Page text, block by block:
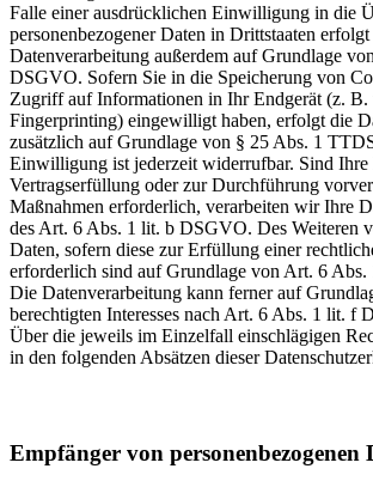
Falle einer ausdrücklichen Einwilligung in die
personenbezogener Daten in Drittstaaten
Datenverarbeitung außerdem auf Grundlage
DSGVO. Sofern Sie in die Speicherung von
Zugriff auf Informationen in Ihr Endgerät (z.
Fingerprinting) eingewilligt haben, erfolgt die
zusätzlich auf Grundlage von § 25 Abs. 1
Einwilligung ist jederzeit widerrufbar. Sind Ihre
Vertragserfüllung oder zur Durchführung
Maßnahmen erforderlich, verarbeiten wir Ihre
des Art. 6 Abs. 1 lit. b DSGVO. Des Weiteren
Daten, sofern diese zur Erfüllung einer
erforderlich sind auf Grundlage von Art. 6
Die Datenverarbeitung kann ferner auf
berechtigten Interesses nach Art. 6 Abs. 1 lit. f
Über die jeweils im Einzelfall einschlägigen
in den folgenden Absätzen dieser
Empfänger von personenbezogenen